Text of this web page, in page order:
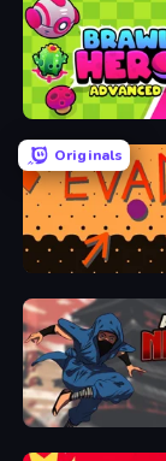
Brawl Hero
Originals
Evade
Auto Ninja